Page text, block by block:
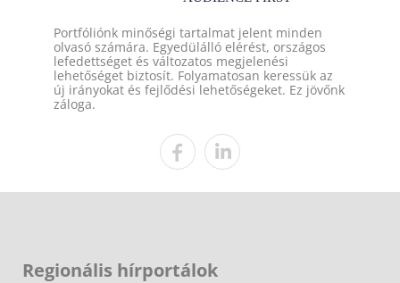
Portfóliónk minőségi tartalmat jelent minden
olvasó számára. Egyedülálló elérést, országos
lefedettséget és változatos megjelenési
lehetőséget biztosít. Folyamatosan keressük az
új irányokat és fejlődési lehetőségeket. Ez jövőnk
záloga.
Regionális hírportálok